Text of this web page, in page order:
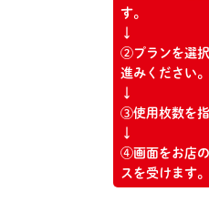
す。
②プランを選
進みください。
③使用枚数を指
④画面をお店
スを受けます。